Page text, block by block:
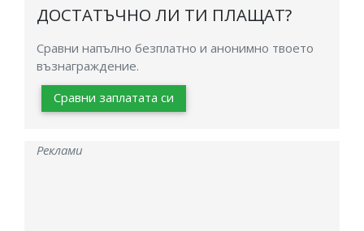
ДОСТАТЪЧНО ЛИ ТИ ПЛАЩАТ?
Сравни напълно безплатно и анонимно твоето
възнаграждение.
Сравни заплатата си
Реклами